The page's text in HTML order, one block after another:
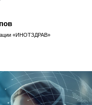
«ИНОТЗДРАВ»
400